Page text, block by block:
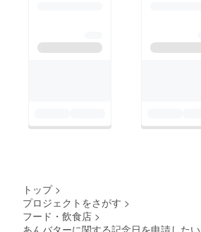
トップ >
プロジェクトをさがす >
フード・飲食店 >
あんバターに関する記念日を申請したい